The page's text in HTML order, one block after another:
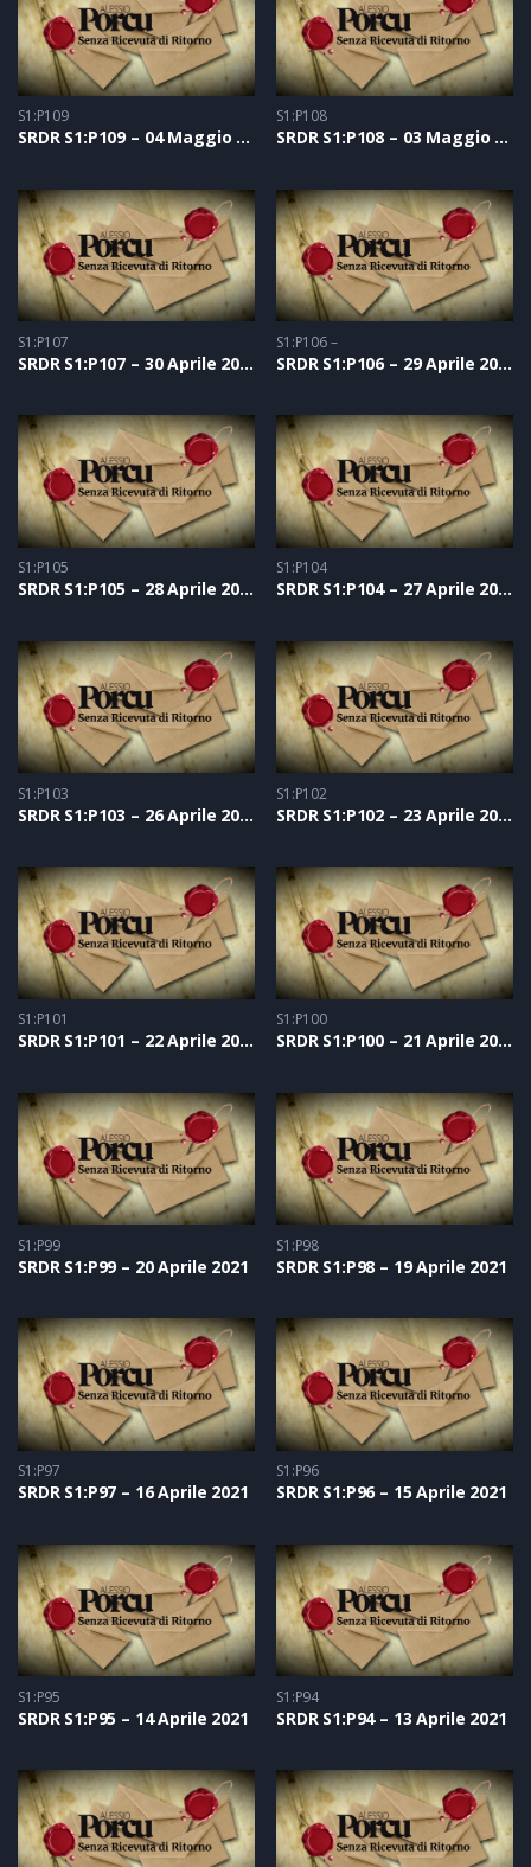
S1:P109
SRDR S1:P109 – 04 Maggio 2021
S1:P108
SRDR S1:P108 – 03 Maggio 2021
S1:P107
SRDR S1:P107 – 30 Aprile 2021
S1:P106 –
SRDR S1:P106 – 29 Aprile 2021
S1:P105
SRDR S1:P105 – 28 Aprile 2021
S1:P104
SRDR S1:P104 – 27 Aprile 2021
S1:P103
SRDR S1:P103 – 26 Aprile 2021
S1:P102
SRDR S1:P102 – 23 Aprile 2021
S1:P101
SRDR S1:P101 – 22 Aprile 2021
S1:P100
SRDR S1:P100 – 21 Aprile 2021
S1:P99
SRDR S1:P99 – 20 Aprile 2021
S1:P98
SRDR S1:P98 – 19 Aprile 2021
S1:P97
SRDR S1:P97 – 16 Aprile 2021
S1:P96
SRDR S1:P96 – 15 Aprile 2021
S1:P95
SRDR S1:P95 – 14 Aprile 2021
S1:P94
SRDR S1:P94 – 13 Aprile 2021